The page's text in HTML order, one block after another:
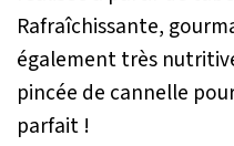
Rafraîchissante,
également très
pincée de cannelle
parfait !